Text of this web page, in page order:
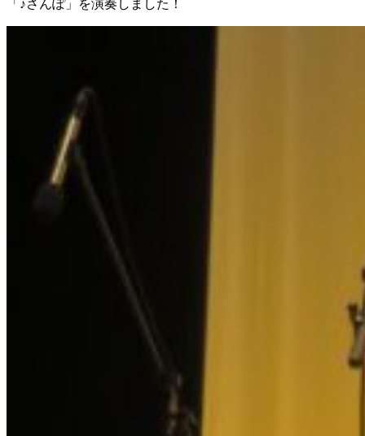
「♪さんぽ」を演奏しました！